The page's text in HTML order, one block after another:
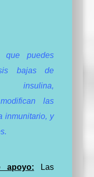
que puedes
bajas de
insulina,
las
inmunitario, y
apoyo: Las